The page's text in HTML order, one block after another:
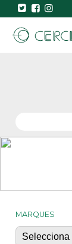
MARQUES